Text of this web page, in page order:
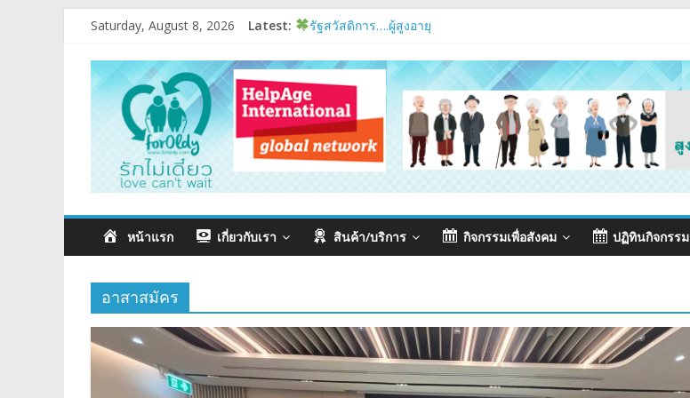
Saturday, August 8, 2026 Latest:
รัฐสวัสดิการ….ผู้สูงอายุ
มนุษย์ต่างวัย
Fest 2026
แรงบันดาลใจหนึ่ง
หน้าแรก เกี่ยวกับเรา สินค้า/บริการ กิจกรรมเพื่อสังคม ปฏิทินกิจกรรม
อาสาสมัคร